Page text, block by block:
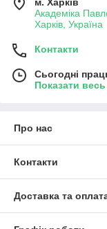
Академіка
Харків, Україна
Контакти
Сьогодні
Показати
Про нас
Контакти
Доставка та